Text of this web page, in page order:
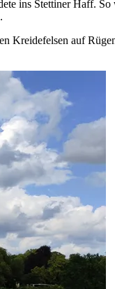
ins Stettiner Haff.
auf